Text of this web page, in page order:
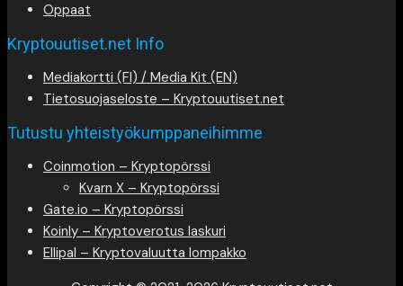
Oppaat
Kryptouutiset.net Info
Mediakortti (FI) / Media Kit (EN)
Tietosuojaseloste – Kryptouutiset.net
Tutustu yhteistyökumppaneihimme
Coinmotion – Kryptopörssi
Kvarn X – Kryptopörssi
Gate.io – Kryptopörssi
Koinly – Kryptoverotus laskuri
Ellipal – Kryptovaluutta lompakko